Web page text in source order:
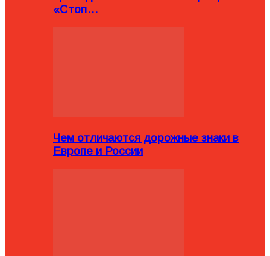
«Стоп…
Чем отличаются дорожные знаки в
Европе и России